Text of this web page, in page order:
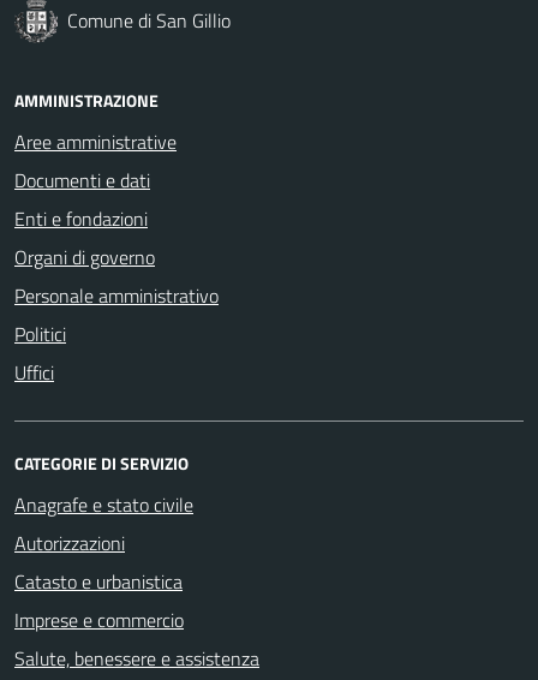
Comune di San Gillio
AMMINISTRAZIONE
Aree amministrative
Documenti e dati
Enti e fondazioni
Organi di governo
Personale amministrativo
Politici
Uffici
CATEGORIE DI SERVIZIO
Anagrafe e stato civile
Autorizzazioni
Catasto e urbanistica
Imprese e commercio
Salute, benessere e assistenza